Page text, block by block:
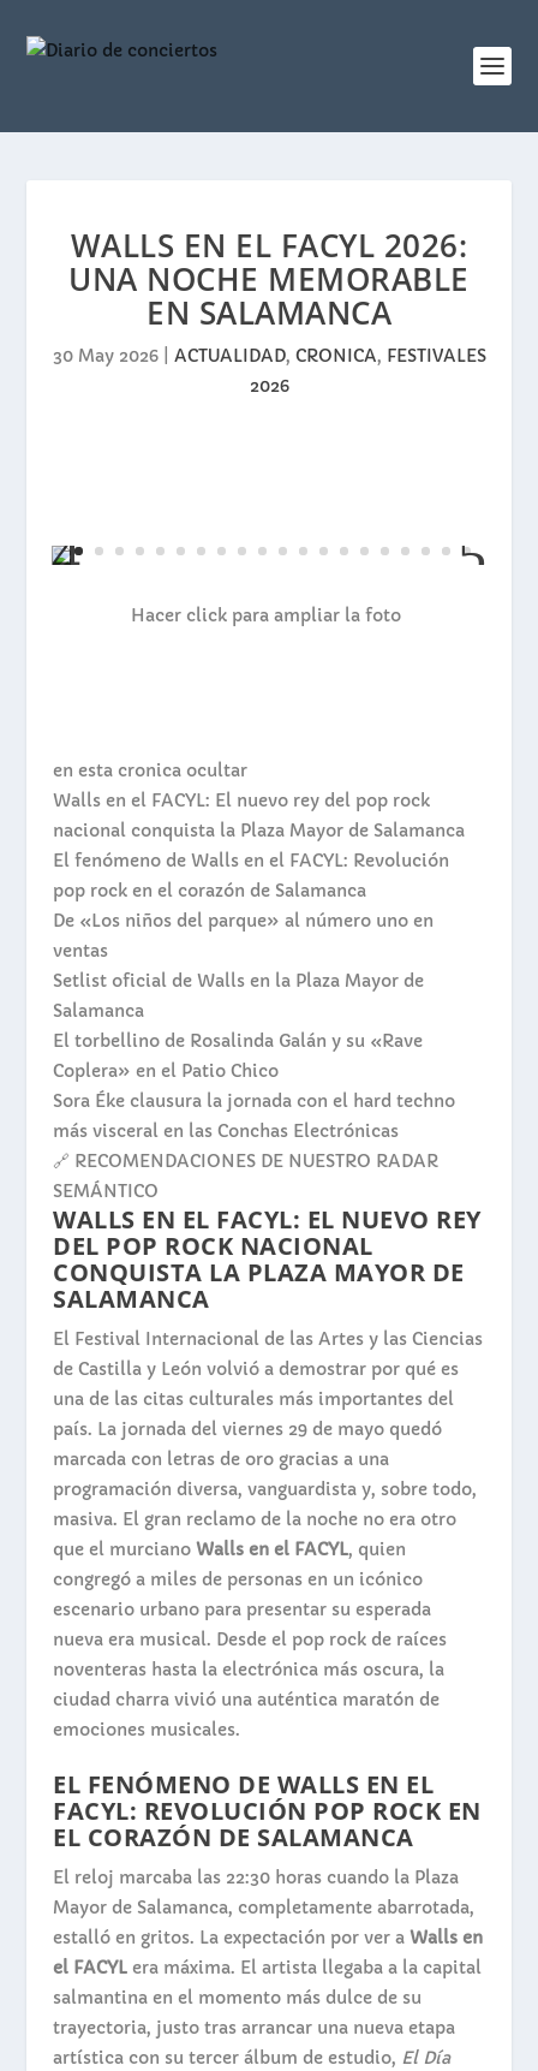
WALLS EN EL FACYL 2026:
UNA NOCHE MEMORABLE
EN SALAMANCA
30 May 2026| ACTUALIDAD, CRONICA, FESTIVALES
2026
Hacer click para ampliar la foto
en esta cronica ocultar
Walls en el FACYL: El nuevo rey del pop rock
nacional conquista la Plaza Mayor de Salamanca
El fenómeno de Walls en el FACYL: Revolución
pop rock en el corazón de Salamanca
De «Los niños del parque» al número uno en
ventas
Setlist oficial de Walls en la Plaza Mayor de
Salamanca
El torbellino de Rosalinda Galán y su «Rave
Coplera» en el Patio Chico
Sora Éke clausura la jornada con el hard techno
más visceral en las Conchas Electrónicas
🔗 RECOMENDACIONES DE NUESTRO RADAR
SEMÁNTICO
WALLS EN EL FACYL: EL NUEVO REY
DEL POP ROCK NACIONAL
CONQUISTA LA PLAZA MAYOR DE
SALAMANCA
El Festival Internacional de las Artes y las Ciencias
de Castilla y León volvió a demostrar por qué es
una de las citas culturales más importantes del
país. La jornada del viernes 29 de mayo quedó
marcada con letras de oro gracias a una
programación diversa, vanguardista y, sobre todo,
masiva. El gran reclamo de la noche no era otro
que el murcianoWalls en el FACYL, quien
congregó a miles de personas en un icónico
escenario urbano para presentar su esperada
nueva era musical. Desde el pop rock de raíces
noventeras hasta la electrónica más oscura, la
ciudad charra vivió una auténtica maratón de
emociones musicales.
EL FENÓMENO DE WALLS EN EL
FACYL: REVOLUCIÓN POP ROCK EN
EL CORAZÓN DE SALAMANCA
El reloj marcaba las 22:30 horas cuando la Plaza
Mayor de Salamanca, completamente abarrotada,
estalló en gritos. La expectación por ver aWalls en
el FACYL era máxima. El artista llegaba a la capital
salmantina en el momento más dulce de su
trayectoria, justo tras arrancar una nueva etapa
artística con su tercer álbum de estudio, El Día